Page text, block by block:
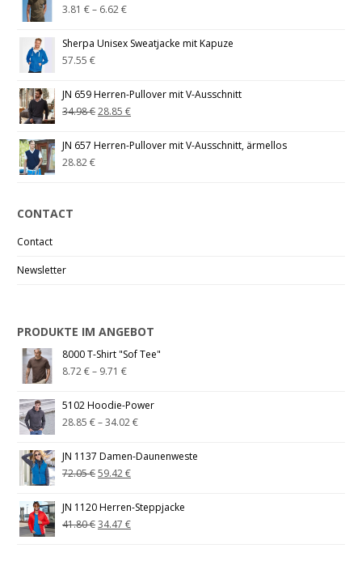
3.81€– 6.62€
Sherpa Unisex Sweatjacke mit Kapuze
57.55€
JN 659 Herren-Pullover mit V-Ausschnitt
34.98€28.85€
JN 657 Herren-Pullover mit V-Ausschnitt, ärmellos
28.82€
CONTACT
Contact
Newsletter
PRODUKTE IM ANGEBOT
8000 T-Shirt "Sof Tee"
8.72€– 9.71€
5102 Hoodie-Power
28.85€–34.02€
JN 1137 Damen-Daunenweste
72.05€59.42€
JN 1120 Herren-Steppjacke
41.80€34.47€